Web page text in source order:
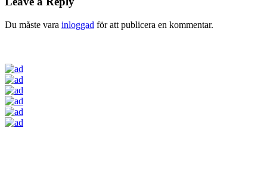
Du måste vara inloggad för att publicera en kommentar.